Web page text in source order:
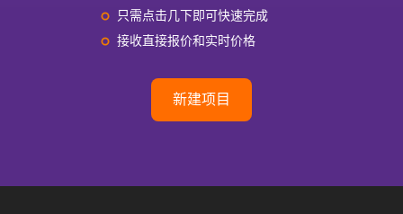
只需点击几下即可快速完成
接收直接报价和实时价格
新建项目